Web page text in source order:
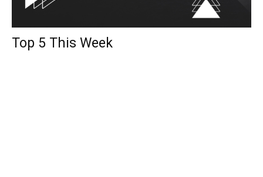
Top 5 This Week